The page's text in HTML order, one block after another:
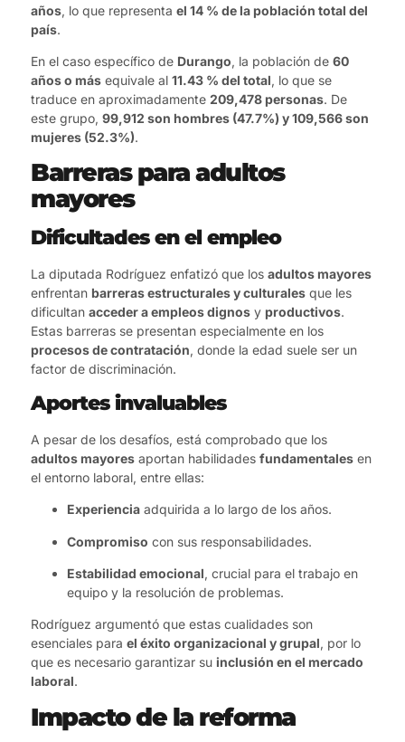
años, lo que representa el 14 % de la población total del
país.
En el caso específico de Durango, la población de 60
años o más equivale al 11.43 % del total, lo que se
traduce en aproximadamente 209,478 personas. De
este grupo, 99,912 son hombres (47.7%) y 109,566 son
mujeres (52.3%).
Barreras para adultos
mayores
Dificultades en el empleo
La diputada Rodríguez enfatizó que los adultos mayores
enfrentan barreras estructurales y culturales que les
dificultan acceder a empleos dignos y productivos.
Estas barreras se presentan especialmente en los
procesos de contratación, donde la edad suele ser un
factor de discriminación.
Aportes invaluables
A pesar de los desafíos, está comprobado que los
adultos mayores aportan habilidades fundamentales en
el entorno laboral, entre ellas:
Experiencia adquirida a lo largo de los años.
Compromiso con sus responsabilidades.
Estabilidad emocional, crucial para el trabajo en
equipo y la resolución de problemas.
Rodríguez argumentó que estas cualidades son
esenciales para el éxito organizacional y grupal, por lo
que es necesario garantizar su inclusión en el mercado
laboral.
Impacto de la reforma